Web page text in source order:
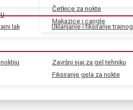
lak Uklanjanje i fiksiranje
Završni sjaj za gel tehniku
Fiksiranje gela za nokte
Četkice za nokte
Makazice i cangle